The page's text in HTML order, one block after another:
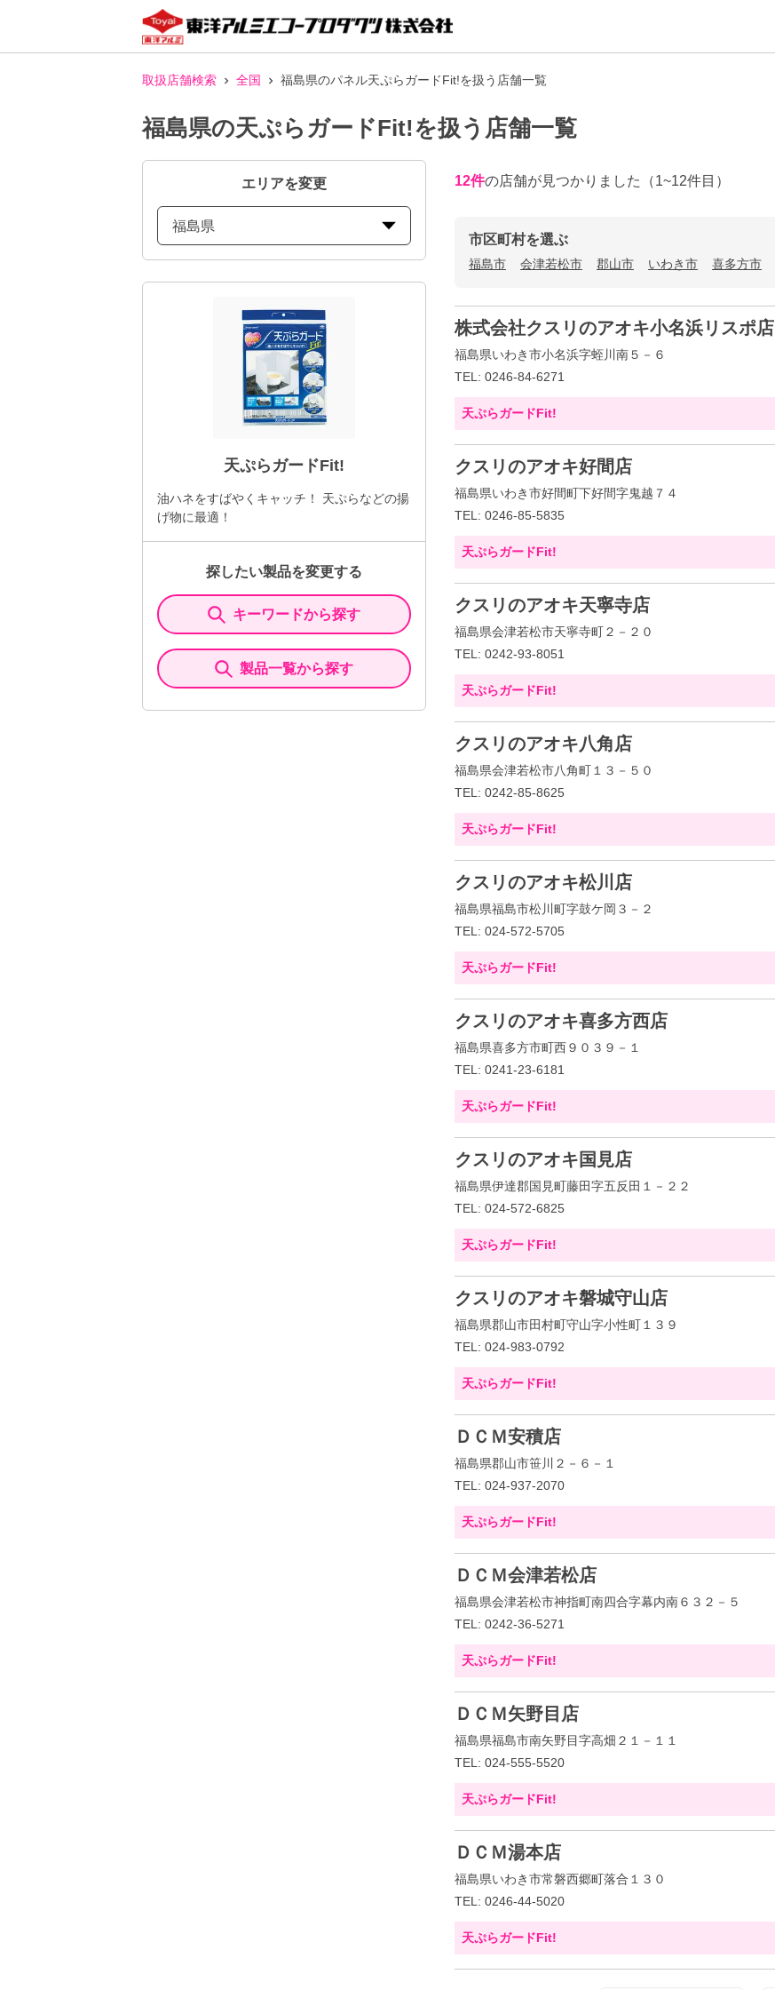
取扱店舗検索 全国 福島県のパネル天ぷらガードFit!を扱う店舗一覧
福島県の天ぷらガードFit!を扱う店舗一覧
エリアを変更
福島県
天ぷらガードFit!
油ハネをすばやくキャッチ！ 天ぷらなどの揚
げ物に最適！
探したい製品を変更する
キーワードから探す
製品一覧から探す
12件の店舗が見つかりました （1~12件目）
市区町村を選ぶ
福島市 会津若松市 郡山市 いわき市 喜多方市
株式会社クスリのアオキ小名浜リスポ店
福島県いわき市小名浜字蛭川南５－６
TEL: 0246-84-6271
天ぷらガードFit!
クスリのアオキ好間店
福島県いわき市好間町下好間字鬼越７４
TEL: 0246-85-5835
天ぷらガードFit!
クスリのアオキ天寧寺店
福島県会津若松市天寧寺町２－２０
TEL: 0242-93-8051
天ぷらガードFit!
クスリのアオキ八角店
福島県会津若松市八角町１３－５０
TEL: 0242-85-8625
天ぷらガードFit!
クスリのアオキ松川店
福島県福島市松川町字鼓ケ岡３－２
TEL: 024-572-5705
天ぷらガードFit!
クスリのアオキ喜多方西店
福島県喜多方市町西９０３９－１
TEL: 0241-23-6181
天ぷらガードFit!
クスリのアオキ国見店
福島県伊達郡国見町藤田字五反田１－２２
TEL: 024-572-6825
天ぷらガードFit!
クスリのアオキ磐城守山店
福島県郡山市田村町守山字小性町１３９
TEL: 024-983-0792
天ぷらガードFit!
ＤＣＭ安積店
福島県郡山市笹川２－６－１
TEL: 024-937-2070
天ぷらガードFit!
ＤＣＭ会津若松店
福島県会津若松市神指町南四合字幕内南６３２－５
TEL: 0242-36-5271
天ぷらガードFit!
ＤＣＭ矢野目店
福島県福島市南矢野目字高畑２１－１１
TEL: 024-555-5520
天ぷらガードFit!
ＤＣＭ湯本店
福島県いわき市常磐西郷町落合１３０
TEL: 0246-44-5020
天ぷらガードFit!